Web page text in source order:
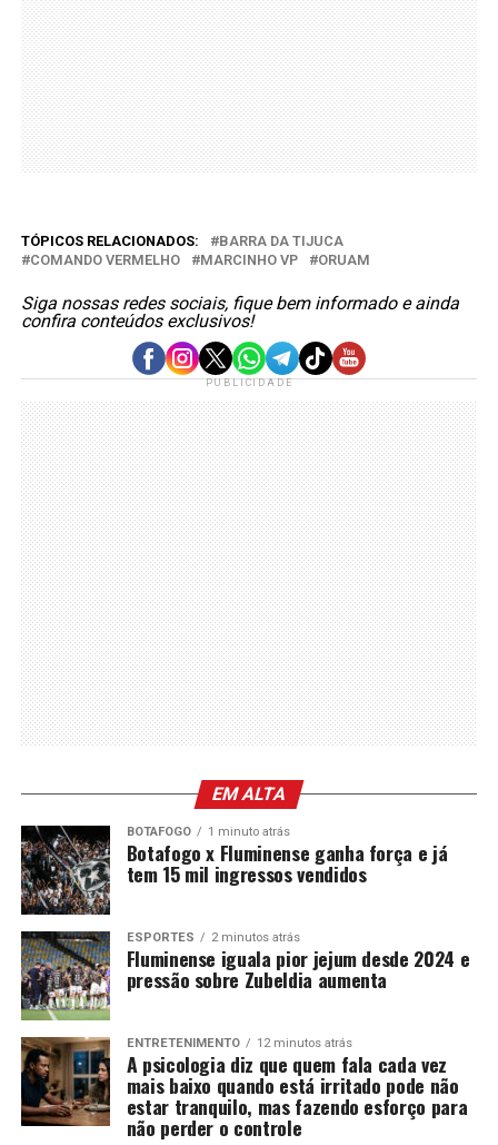
TÓPICOS RELACIONADOS:
BARRA DA TIJUCA
COMANDO VERMELHO
MARCINHO VP ORUAM
Siga nossas redes sociais, fique bem informado e ainda
confira conteúdos exclusivos!
PUBLICIDADE
EM ALTA
BOTAFOGO 1 minuto atrás
Botafogo x Fluminense ganha força e já
tem 15 mil ingressos vendidos
ESPORTES 2 minutos atrás
Fluminense iguala pior jejum desde 2024 e
pressão sobre Zubeldia aumenta
ENTRETENIMENTO 12 minutos atrás
A psicologia diz que quem fala cada vez
mais baixo quando está irritado pode não
estar tranquilo, mas fazendo esforço para
não perder o controle